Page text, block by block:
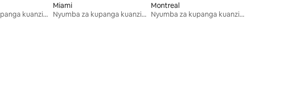
Nyumba za kupanga kuanzia mwezi mmoja
Miami
Nyumba za kupanga kuanzia mwezi mmoja
Montreal
Nyumba za kupanga kuanzia mwezi mmoja